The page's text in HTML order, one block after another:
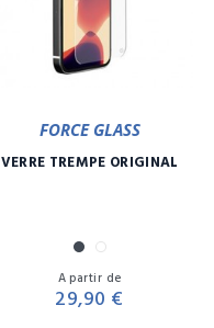
FORCE GLASS
VERRE TREMPÉ ORIGINAL
NoirTransparent
A partir de
29,90 €